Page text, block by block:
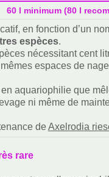
60 l minimum (80 l
en fonction d’un
espèces.
nécessitant cent
espaces de
aquariophilie que
ni même de
deAxelrodia
rare